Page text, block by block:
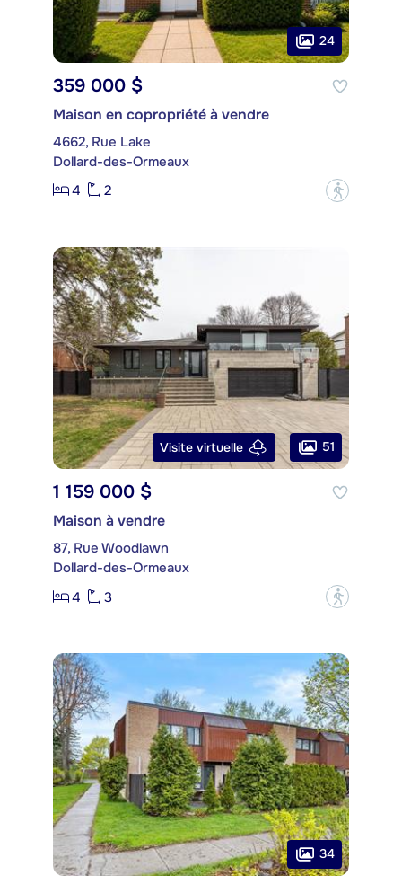
24
359 000 $
Maison en copropriété à vendre
4662, Rue Lake
Dollard-des-Ormeaux
4
2 ?
Visite virtuelle 51
1 159 000 $
Maison à vendre
87, Rue Woodlawn
Dollard-des-Ormeaux
4
3 ?
34